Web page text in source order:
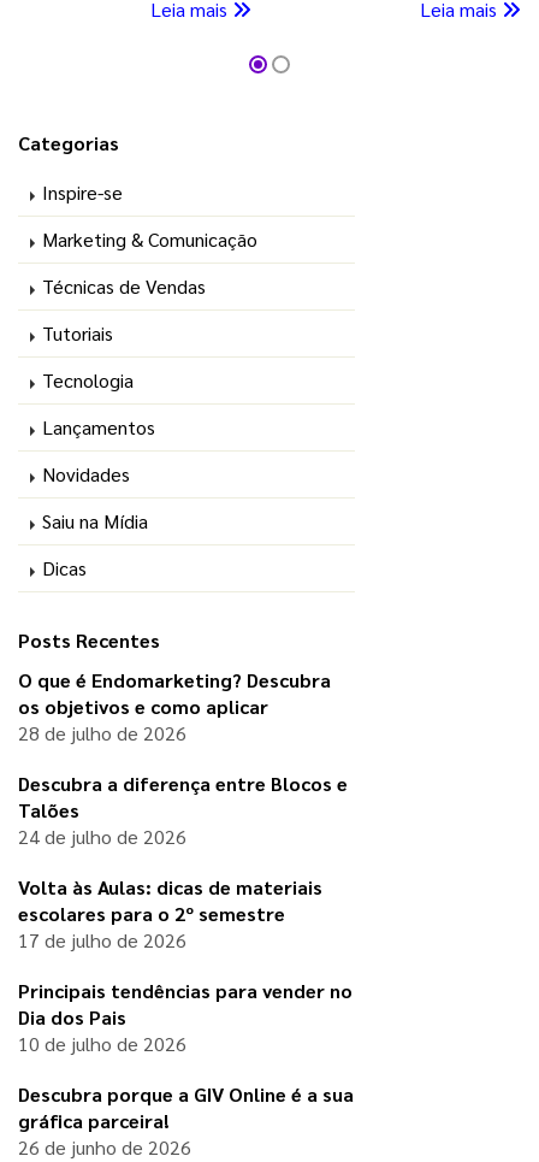
Então, confira esseLeia mais
e como utilizá-lo? Então,
esclareça suas dúvidas
Leia mais
Categorias
Inspire-se
Marketing & Comunicação
Técnicas de Vendas
Tutoriais
Tecnologia
Lançamentos
Novidades
Saiu na Mídia
Dicas
Posts Recentes
O que é Endomarketing? Descubra
os objetivos e como aplicar
28 de julho de 2026
Descubra a diferença entre Blocos e
Talões
24 de julho de 2026
Volta às Aulas: dicas de materiais
escolares para o 2º semestre
17 de julho de 2026
Principais tendências para vender no
Dia dos Pais
10 de julho de 2026
Descubra porque a GIV Online é a sua
gráfica parceira!
26 de junho de 2026